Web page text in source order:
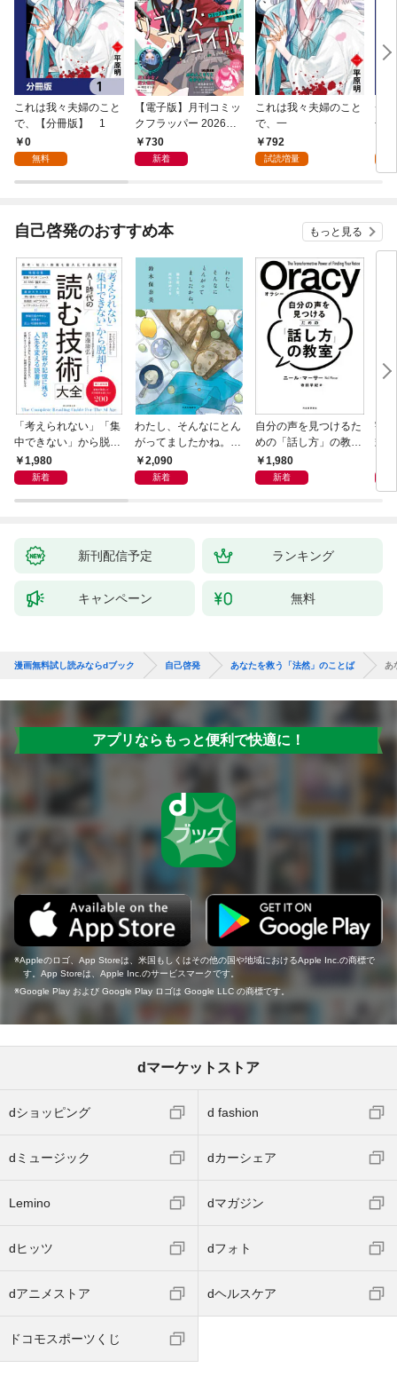
これは我々夫婦のこと
で、【分冊版】 1
0
無料
【電子版】月刊コミッ
クフラッパー 2026年9
月号730
新着
これは我々夫婦のこと
で、一
792
試読増量
チ
冊
自己啓発のおすすめ本 もっと見る
「考えられない」「集
中できない」から脱
却！ AI時代の読む技
術大全
1,980
新着
わたし、そんなにとん
がってましたかね。
獅子座、Ａ型、丙午は
めぐる
2,090
新着
自分の声を見つけるた
めの「話し方」の教
室 Ｏｒａｃｙ（オラ
シー）
1,980
新着
宇
式
新刊配信予定 ランキング
キャンペーン 無料
漫画無料試し読みならdブック 自己啓発 あなたを救う「法然」のことば あ
アプリならもっと便利で快適に！
Appleのロゴ、App Storeは、米国もしくはその他の国や地域におけるApple Inc.の商標で
す。App Storeは、Apple Inc.のサービスマークです。
Google Play および Google Play ロゴは Google LLC の商標です。
dマーケットストア
dショッピング d fashion
dミュージック dカーシェア
Lemino dマガジン
dヒッツ dフォト
dアニメストア dヘルスケア
ドコモスポーツくじ